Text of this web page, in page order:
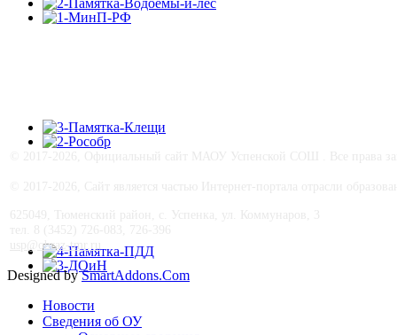
usp@obraz-tmr.ru
Designed bySmartAddons.Com
Новости
Сведения об ОУ